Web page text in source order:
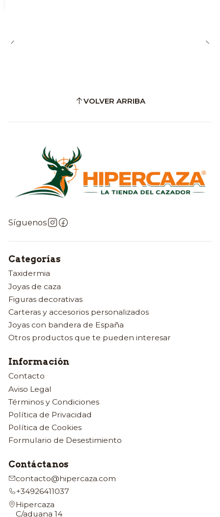
VOLVER ARRIBA
Síguenos
Categorías
Taxidermia
Joyas de caza
Figuras decorativas
Carteras y accesorios personalizados
Joyas con bandera de España
Otros productos que te pueden interesar
Información
Contacto
Aviso Legal
Términos y Condiciones
Política de Privacidad
Política de Cookies
Formulario de Desestimiento
Contáctanos
contacto@hipercaza.com
+34926411037
Hipercaza
C/aduana 14